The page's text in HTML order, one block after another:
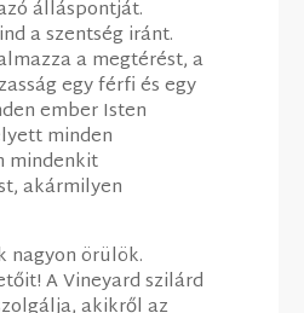
álláspontját.
a szentség iránt.
a megtérést, a
egy férfi és egy
ember Isten
minden
mindenkit
akármilyen
nagyon örülök.
A Vineyard szilárd